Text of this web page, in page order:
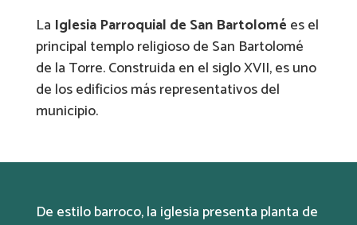
La Iglesia Parroquial de San Bartolomé es el
principal templo religioso de San Bartolomé
de la Torre. Construida en el siglo XVII, es uno
de los edificios más representativos del
municipio.
De estilo barroco, la iglesia presenta planta de